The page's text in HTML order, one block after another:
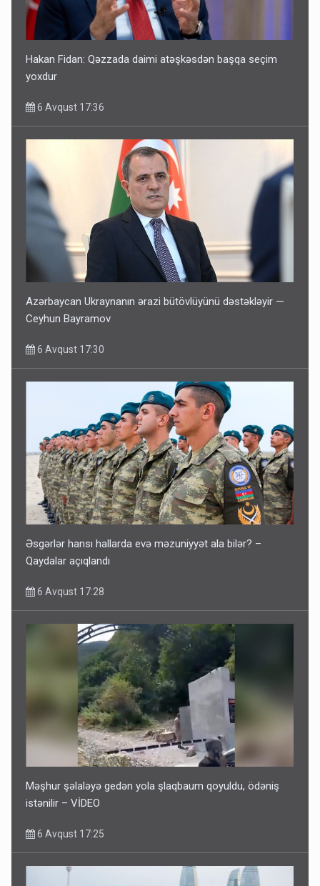
Hakan Fidan: Qəzzada daimi atəşkəsdən başqa seçim
yoxdur
6 Avqust 17:36
Azərbaycan Ukraynanın ərazi bütövlüyünü dəstəkləyir —
Ceyhun Bayramov
6 Avqust 17:30
Əsgərlər hansı hallarda evə məzuniyyət ala bilər? –
Qaydalar açıqlandı
6 Avqust 17:28
Məşhur şəlaləyə gedən yola şlaqbaum qoyuldu, ödəniş
istənilir – VİDEO
6 Avqust 17:25